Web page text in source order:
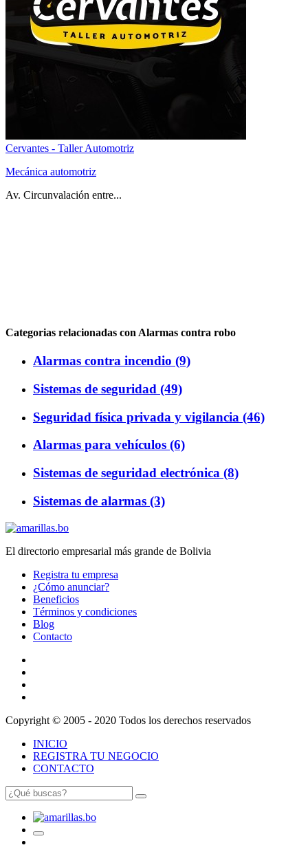
Cervantes - Taller Automotriz
Mecánica automotriz
Av. Circunvalación entre...
Categorias relacionadas con Alarmas contra robo
Alarmas contra incendio (9)
Sistemas de seguridad (49)
Seguridad física privada y vigilancia (46)
Alarmas para vehículos (6)
Sistemas de seguridad electrónica (8)
Sistemas de alarmas (3)
El directorio empresarial más grande de Bolivia
Registra tu empresa
¿Cómo anunciar?
Beneficios
Términos y condiciones
Blog
Contacto
Copyright © 2005 - 2020 Todos los derechos reservados
INICIO
REGISTRA TU NEGOCIO
CONTACTO